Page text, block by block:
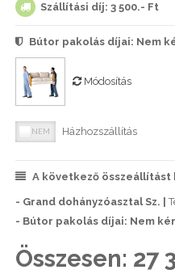
Szállítási díj: 3 500.- Ft
Bútor pakolás díjai: Nem
Módosítás
Házhozszállítás
A következő összeállítást
- Grand dohányzóasztal Sz. |
- Bútor pakolás díjai: Nem
Összesen: 27